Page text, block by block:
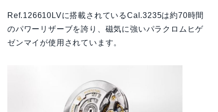
Ref.126610LVに搭載されているCal.3235は約70時間
のパワーリザーブを誇り、磁気に強いパラクロムヒゲ
ゼンマイが使用されています。